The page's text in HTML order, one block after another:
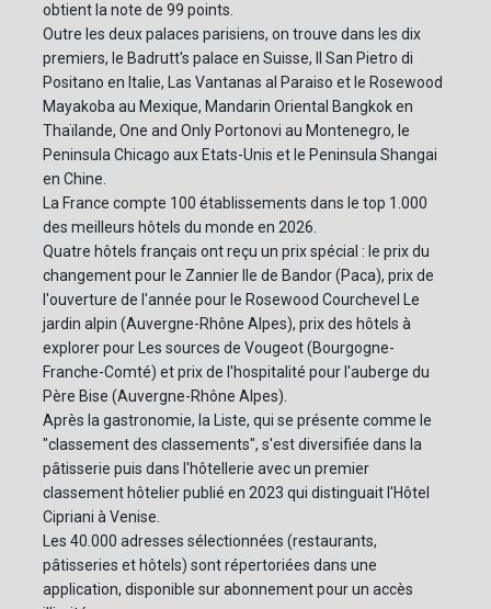
obtient la note de 99 points.
Outre les deux palaces parisiens, on trouve dans les dix
premiers, le Badrutt's palace en Suisse, Il San Pietro di
Positano en Italie, Las Vantanas al Paraiso et le Rosewood
Mayakoba au Mexique, Mandarin Oriental Bangkok en
Thaïlande, One and Only Portonovi au Montenegro, le
Peninsula Chicago aux Etats-Unis et le Peninsula Shangai
en Chine.
La France compte 100 établissements dans le top 1.000
des meilleurs hôtels du monde en 2026.
Quatre hôtels français ont reçu un prix spécial : le prix du
changement pour le Zannier Ile de Bandor (Paca), prix de
l'ouverture de l'année pour le Rosewood Courchevel Le
jardin alpin (Auvergne-Rhône Alpes), prix des hôtels à
explorer pour Les sources de Vougeot (Bourgogne-
Franche-Comté) et prix de l'hospitalité pour l'auberge du
Père Bise (Auvergne-Rhône Alpes).
Après la gastronomie, la Liste, qui se présente comme le
"classement des classements", s'est diversifiée dans la
pâtisserie puis dans l'hôtellerie avec un premier
classement hôtelier publié en 2023 qui distinguait l'Hôtel
Cipriani à Venise.
Les 40.000 adresses sélectionnées (restaurants,
pâtisseries et hôtels) sont répertoriées dans une
application, disponible sur abonnement pour un accès